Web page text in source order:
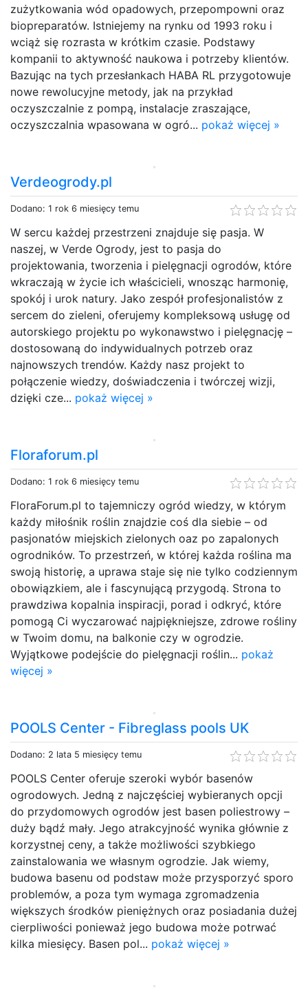
zużytkowania wód opadowych, przepompowni oraz
biopreparatów. Istniejemy na rynku od 1993 roku i
wciąż się rozrasta w krótkim czasie. Podstawy
kompanii to aktywność naukowa i potrzeby klientów.
Bazując na tych przesłankach HABA RL przygotowuje
nowe rewolucyjne metody, jak na przykład
oczyszczalnie z pompą, instalacje zraszające,
oczyszczalnia wpasowana w ogró... pokaż więcej »
Verdeogrody.pl
Dodano: 1 rok 6 miesięcy temu
W sercu każdej przestrzeni znajduje się pasja. W
naszej, w Verde Ogrody, jest to pasja do
projektowania, tworzenia i pielęgnacji ogrodów, które
wkraczają w życie ich właścicieli, wnosząc harmonię,
spokój i urok natury. Jako zespół profesjonalistów z
sercem do zieleni, oferujemy kompleksową usługę od
autorskiego projektu po wykonawstwo i pielęgnację –
dostosowaną do indywidualnych potrzeb oraz
najnowszych trendów. Każdy nasz projekt to
połączenie wiedzy, doświadczenia i twórczej wizji,
dzięki cze... pokaż więcej »
Floraforum.pl
Dodano: 1 rok 6 miesięcy temu
FloraForum.pl to tajemniczy ogród wiedzy, w którym
każdy miłośnik roślin znajdzie coś dla siebie – od
pasjonatów miejskich zielonych oaz po zapalonych
ogrodników. To przestrzeń, w której każda roślina ma
swoją historię, a uprawa staje się nie tylko codziennym
obowiązkiem, ale i fascynującą przygodą. Strona to
prawdziwa kopalnia inspiracji, porad i odkryć, które
pomogą Ci wyczarować najpiękniejsze, zdrowe rośliny
w Twoim domu, na balkonie czy w ogrodzie.
Wyjątkowe podejście do pielęgnacji roślin... pokaż
więcej »
POOLS Center - Fibreglass pools UK
Dodano: 2 lata 5 miesięcy temu
POOLS Center oferuje szeroki wybór basenów
ogrodowych. Jedną z najczęściej wybieranych opcji
do przydomowych ogrodów jest basen poliestrowy –
duży bądź mały. Jego atrakcyjność wynika głównie z
korzystnej ceny, a także możliwości szybkiego
zainstalowania we własnym ogrodzie. Jak wiemy,
budowa basenu od podstaw może przysporzyć sporo
problemów, a poza tym wymaga zgromadzenia
większych środków pieniężnych oraz posiadania dużej
cierpliwości ponieważ jego budowa może potrwać
kilka miesięcy. Basen pol... pokaż więcej »